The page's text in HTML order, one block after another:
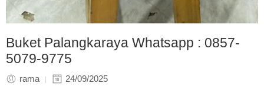
Buket Palangkaraya Whatsapp : 0857-
5079-9775
rama 24/09/2025